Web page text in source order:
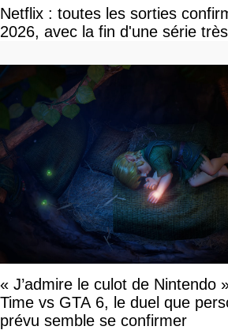
Netflix : toutes les sorties
2026, avec la fin d'une série
« J’admire le culot de Nintendo
Time vs GTA 6, le duel que
prévu semble se confirmer